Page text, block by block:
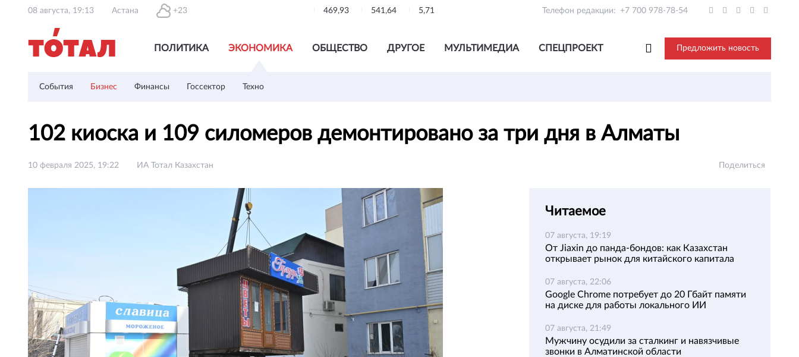
08 августа, 19:13 Астана +23 469,93 541,64 5,71 Телефон редакции: +7 700 978-78-54
ПОЛИТИКА ЭКОНОМИКА ОБЩЕСТВО ДРУГОЕ МУЛЬТИМЕДИА СПЕЦПРОЕКТ Предложить новость
События Бизнес Финансы Госсектор Техно
102 киоска и 109 силомеров демонтировано за три дня в Алматы
10 февраля 2025, 19:22 ИА Тотал Казахстан Поделиться
Читаемое
07 августа, 19:19
От Jiaxin до панда-бондов: как Казахстан
открывает рынок для китайского капитала
07 августа, 22:06
Google Chrome потребует до 20 Гбайт памяти
на диске для работы локального ИИ
07 августа, 21:49
Мужчину осудили за сталкинг и навязчивые
звонки в Алматинской области